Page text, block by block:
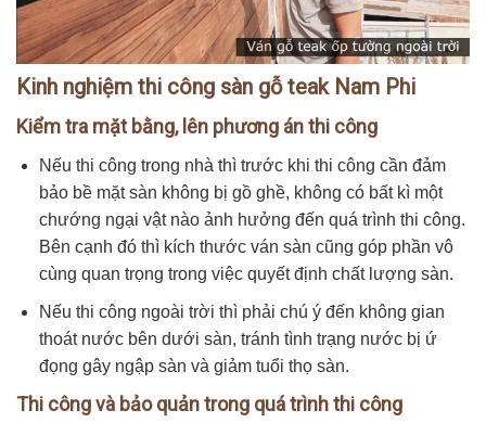
Kinh nghiệm thi công sàn gỗ teak Nam Phi
Kiểm tra mặt bằng, lên phương án thi công
Nếu thi công trong nhà thì trước khi thi công cần đảm
bảo bề mặt sàn không bị gồ ghề, không có bất kì một
chướng ngại vật nào ảnh hưởng đến quá trình thi công.
Bên cạnh đó thì kích thước ván sàn cũng góp phần vô
cùng quan trọng trong việc quyết định chất lượng sàn.
Nếu thi công ngoài trời thì phải chú ý đến không gian
thoát nước bên dưới sàn, tránh tình trạng nước bị ứ
đọng gây ngập sàn và giảm tuổi thọ sàn.
Thi công và bảo quản trong quá trình thi công